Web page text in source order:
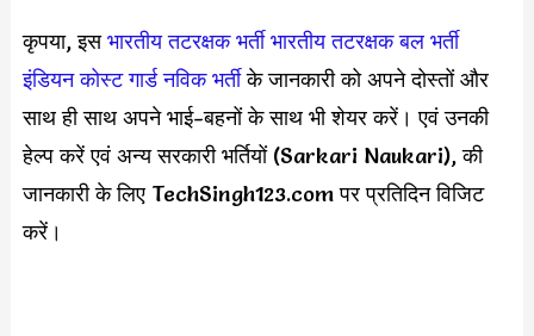
कृपया, इसभारतीय तटरक्षक भर्ती भारतीय तटरक्षक बल भर्ती
इंडियन कोस्ट गार्ड नविक भर्तीके जानकारी को अपने दोस्तों और
साथ ही साथ अपने भाई-बहनों के साथ भी शेयर करें। एवं उनकी
हेल्प करें एवं अन्य सरकारी भर्तियों (Sarkari Naukari), की
जानकारी के लिए TechSingh123.com पर प्रतिदिन विजिट
करें।